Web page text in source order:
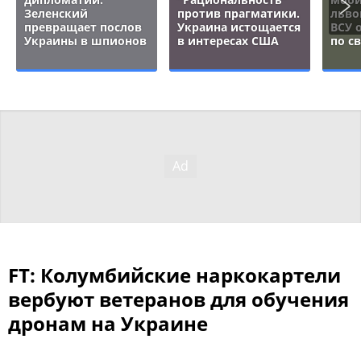
Зеленский
превращает послов
Украины в шпионов
против прагматики.
Украина истощается
в интересах США
ВСУ
по
FT: Колумбийские наркокартели
вербуют ветеранов для обучения
дронам на Украине